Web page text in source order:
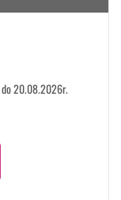
do 20.08.2026r.